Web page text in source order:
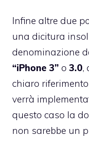
Infine altre due
una dicitura
denominazione
“iPhone 3” o 3.0,
chiaro riferimento
verrà
questo caso la
non sarebbe un